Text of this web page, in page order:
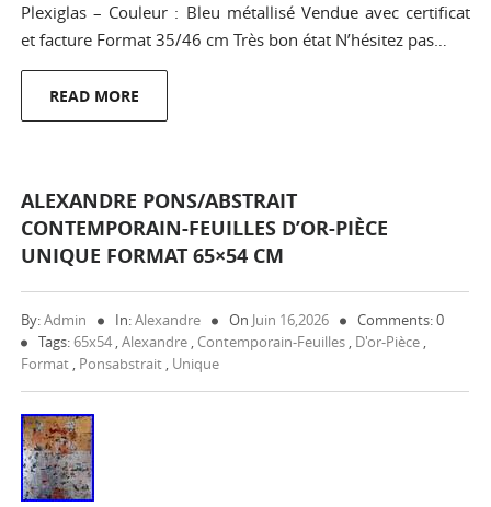
Plexiglas – Couleur : Bleu métallisé Vendue avec certificat
et facture Format 35/46 cm Très bon état N’hésitez pas…
READ MORE
ALEXANDRE PONS/ABSTRAIT
CONTEMPORAIN-FEUILLES D’OR-PIÈCE
UNIQUE FORMAT 65×54 CM
By:Admin In:Alexandre On Juin 16,2026
Comments: 0
Tags:65x54 ,Alexandre , Contemporain-Feuilles , D'or-Pièce ,
Format , Ponsabstrait , Unique